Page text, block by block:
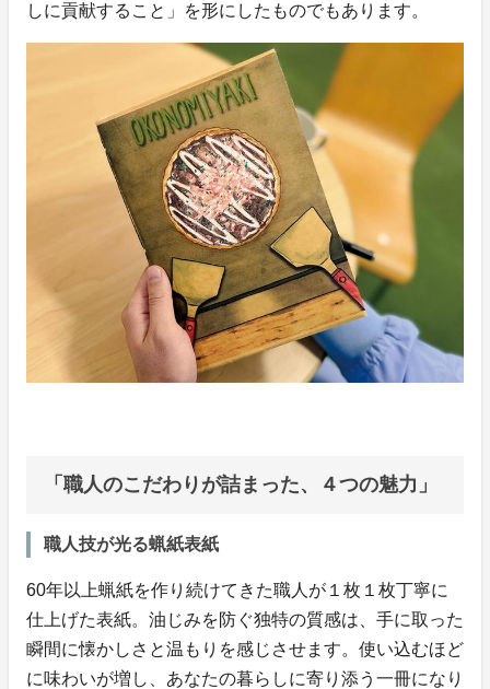
しに貢献すること」を形にしたものでもあります。
「職人のこだわりが詰まった、４つの魅力」
職人技が光る蝋紙表紙
60年以上蝋紙を作り続けてきた職人が１枚１枚丁寧に
仕上げた表紙。油じみを防ぐ独特の質感は、手に取った
瞬間に懐かしさと温もりを感じさせます。使い込むほど
に味わいが増し、あなたの暮らしに寄り添う一冊になり